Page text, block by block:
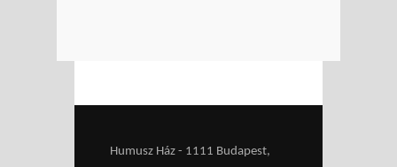
Humusz Ház - 1111 Budapest,